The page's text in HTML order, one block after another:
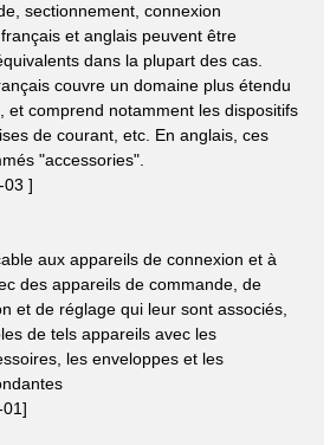
sectionnement, connexion
et anglais peuvent être
dans la plupart des cas.
couvre un domaine plus étendu
et comprend notamment les dispositifs
de courant, etc. En anglais, ces
"accessories".
03 ]
aux appareils de connexion et à
des appareils de commande, de
et de réglage qui leur sont associés,
de tels appareils avec les
les enveloppes et les